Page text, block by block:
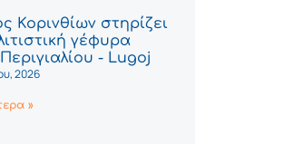
Κορινθίων στηρίζει
γέφυρα
- Lugoj
2026
»